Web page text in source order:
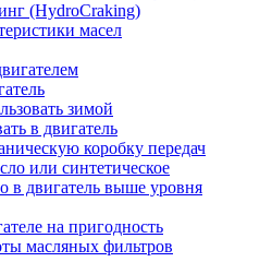
(НydroСraking)
масел
зимой
в двигатель
коробку передач
или синтетическое
в двигатель выше уровня
на пригодность
масляных фильтров